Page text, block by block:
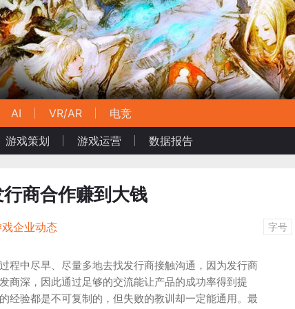
AI VR/AR
电竞
游戏策划 游戏运营 数据报告
商合作赚到大钱
企业动态 字号
程中尽早、尽量多地去找发行商接触沟通，因为发行商
商深，因此通过足够的交流能让产品的成功率得到提
经验都是不可复制的，但失败的教训却一定能通用。最